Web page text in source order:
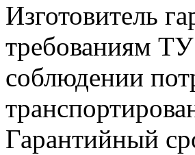
Изготовитель
требованиям
соблюдении
Гарантийный